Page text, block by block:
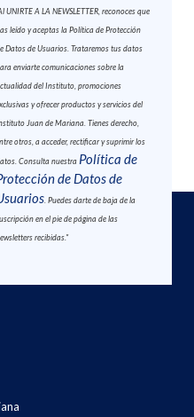
UNIRTE A LA NEWSLETTER, reconoces que
leído y aceptas la Política de Protección
Datos de Usuarios. Trataremos tus datos
enviarte comunicaciones sobre la
del Instituto, promociones
y ofrecer productos y servicios del
Juan de Mariana. Tienes derecho,
otros, a acceder, rectificar y suprimir los
Consulta nuestra Política de
de Datos de
. Puedes darte de baja de la
en el pie de página de las
recibidas."